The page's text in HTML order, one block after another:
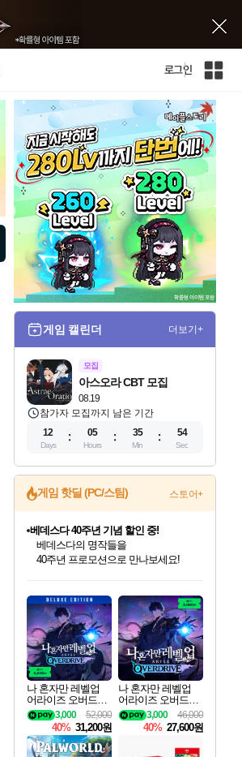
로그인
인
전
체
사
이
게임 캘린더 더보기+
모집
08.19
아스오라 CBT 모집
참가자 모집까지 남은 기간
12
Days
05
Hours
35
Min
53
Sec
게임 핫딜 (PC/스팀) 스토어+
최대 90% 할인가를 만나보세요!
네이버혜택과 함께 만나보세요!
50%할인&추가 적립까지!
이니&베니 혜택까지!
네이버 혜택가와 함께 예약하세요!
할인&네이버혜택으로 만나보세요!
네이버페이 혜택과 만나보세요!
40주년 프로모션으로 만나보세요!
마블 투혼 파이팅 소울즈 예약 판매 중!
마블 히어로 총 출동&화려한 격투!
네이버 포인트 혜택까지!
할인가에 만나보세요!
일부 에디션 상시 할인!
혜택으로 예약 판매 중
편안하게 충전하세요
나 혼자만 레벨업
어라이즈 오버드라
이브 디럭스 에디션
Solo Leveling Arise
Overdrive Deluxe Edi
tion
52,000
3,000
40% 31,200원
나 혼자만 레벨업
어라이즈 오버드라
이브 Solo Leveling A
rise
46,000
3,000
40% 27,600원